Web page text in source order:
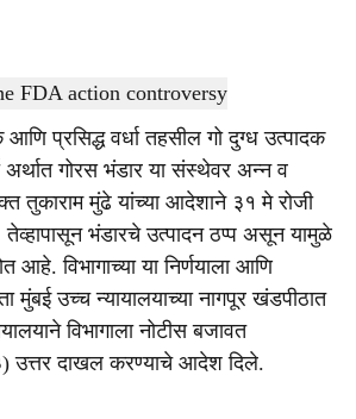
controversy-Sarkarnama
आणि प्रसिद्ध वर्धा तहसील गो दुग्ध उत्पादक
अर्थात गोरस भंडार या संस्थेवर अन्न व
तुकाराम मुंढे यांच्या आदेशाने ३१ मे रोजी
भंडारचे उत्पादन ठप्प असून यामुळे
विभागाच्या या निर्णयाला आणि
मुंबई उच्च न्यायालयाच्या नागपूर खंडपीठात
विभागाला नोटीस बजावत
उत्तर दाखल करण्याचे आदेश दिले.